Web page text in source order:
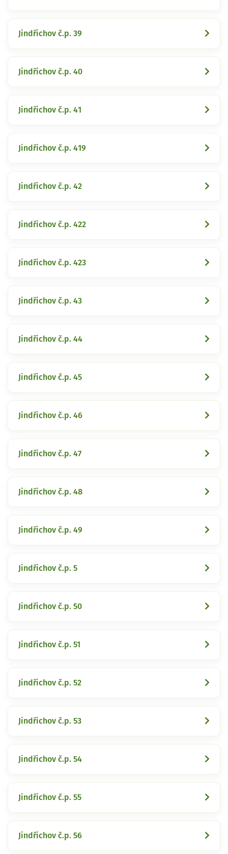
Jindřichov č.p. 39
Jindřichov č.p. 40
Jindřichov č.p. 41
Jindřichov č.p. 419
Jindřichov č.p. 42
Jindřichov č.p. 422
Jindřichov č.p. 423
Jindřichov č.p. 43
Jindřichov č.p. 44
Jindřichov č.p. 45
Jindřichov č.p. 46
Jindřichov č.p. 47
Jindřichov č.p. 48
Jindřichov č.p. 49
Jindřichov č.p. 5
Jindřichov č.p. 50
Jindřichov č.p. 51
Jindřichov č.p. 52
Jindřichov č.p. 53
Jindřichov č.p. 54
Jindřichov č.p. 55
Jindřichov č.p. 56